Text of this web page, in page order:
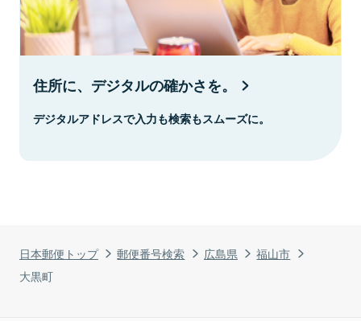
日本郵便トップ 郵便番号検索 広島県
福山市
大黒町
住所に、デジタルの確かさを。
デジタルアドレスで入力も検索もスムーズに。